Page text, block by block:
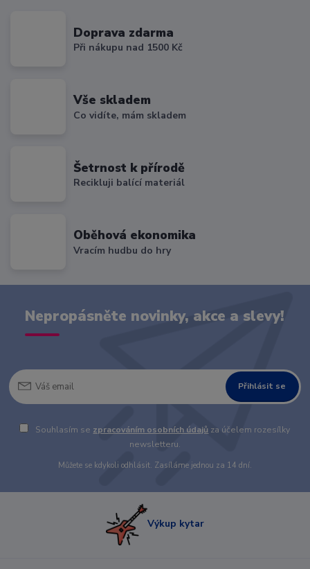
Doprava zdarma
Při nákupu nad 1500 Kč
Vše skladem
Co vidíte, mám skladem
Šetrnost k přírodě
Recikluji balící materiál
Oběhová ekonomika
Vracím hudbu do hry
Nepropásněte novinky, akce a slevy!
Přihlásit se
Souhlasím se zpracováním osobních údajů za účelem rozesílky
newsletteru.
Můžete se kdykoli odhlásit. Zasíláme jednou za 14 dní.
Výkup kytar